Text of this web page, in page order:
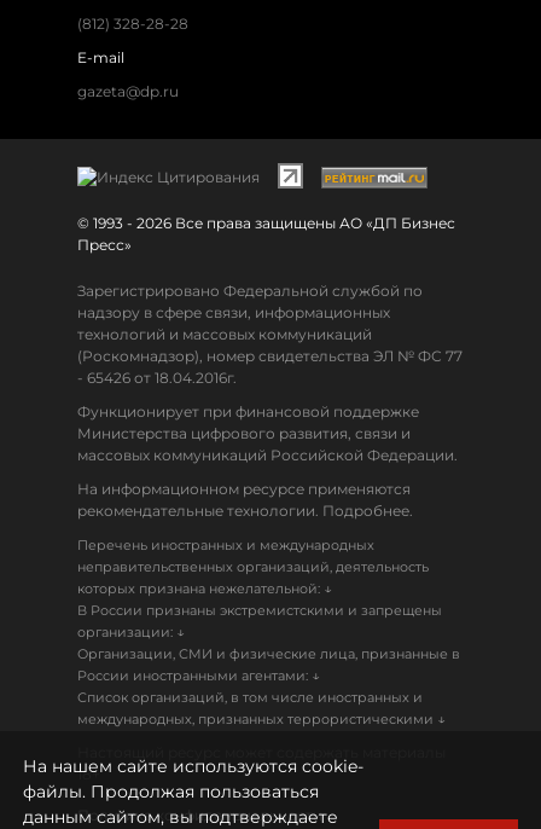
(812) 328-28-28
E-mail
gazeta@dp.ru
© 1993 - 2026 Все права защищены АО «ДП Бизнес
Пресс»
Зарегистрировано Федеральной службой по
надзору в сфере связи, информационных
технологий и массовых коммуникаций
(Роскомнадзор), номер свидетельства ЭЛ № ФС 77
- 65426 от 18.04.2016г.
Функционирует при финансовой поддержке
Министерства цифрового развития, связи и
массовых коммуникаций Российской Федерации.
На информационном ресурсе применяются
рекомендательные технологии. Подробнее.
Перечень иностранных и международных
неправительственных организаций, деятельность
которых признана нежелательной: ↓
В России признаны экстремистскими и запрещены
организации: ↓
Организации, СМИ и физические лица, признанные в
России иностранными агентами: ↓
Список организаций, в том числе иностранных и
международных, признанных террористическими ↓
18+
Политика конфиденциальности
На нашем сайте используются cookie-
файлы. Продолжая пользоваться
данным сайтом, вы подтверждаете